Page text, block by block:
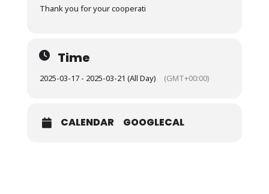
Thank you for your cooperati
Time
2025-03-17 - 2025-03-21 (All Day) (GMT+00:00)
CALENDAR GOOGLECAL